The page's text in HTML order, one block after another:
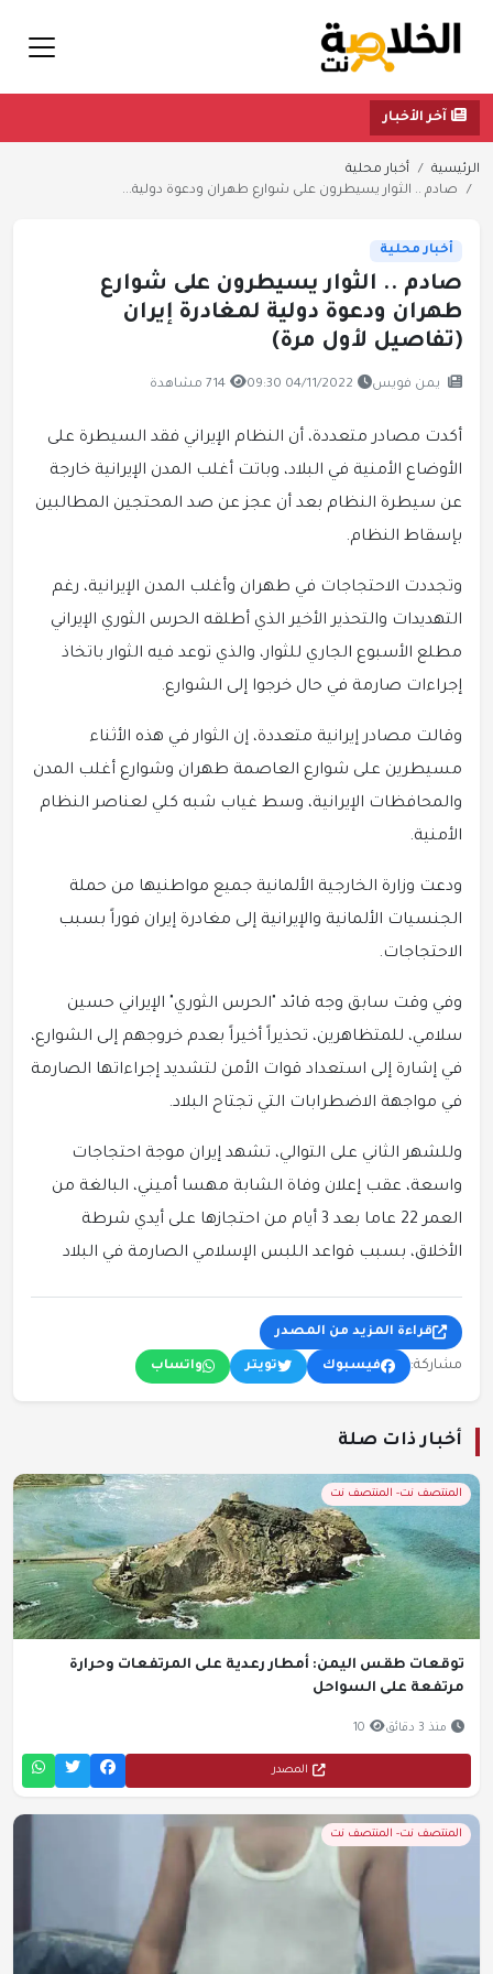
آخر الأخبار
الرئيسية
أخبار محلية
صادم .. الثوار يسيطرون على شوارع طهران ودعوة دولية...
أخبار محلية
صادم .. الثوار يسيطرون على شوارع
طهران ودعوة دولية لمغادرة إيران
(تفاصيل لأول مرة)
يمن فويس 04/11/2022 09:30 714 مشاهدة
أكدت مصادر متعددة، أن النظام الإيراني فقد السيطرة على
الأوضاع الأمنية في البلاد، وباتت أغلب المدن الإيرانية خارجة
عن سيطرة النظام بعد أن عجز عن صد المحتجين المطالبين
بإسقاط النظام.
وتجددت الاحتجاجات في طهران وأغلب المدن الإيرانية، رغم
التهديدات والتحذير الأخير الذي أطلقه الحرس الثوري الإيراني
مطلع الأسبوع الجاري للثوار، والذي توعد فيه الثوار باتخاذ
إجراءات صارمة في حال خرجوا إلى الشوارع.
وقالت مصادر إيرانية متعددة، إن الثوار في هذه الأثناء
مسيطرين على شوارع العاصمة طهران وشوارع أغلب المدن
والمحافظات الإيرانية، وسط غياب شبه كلي لعناصر النظام
الأمنية.
ودعت وزارة الخارجية الألمانية جميع مواطنيها من حملة
الجنسيات الألمانية والإيرانية إلى مغادرة إيران فوراً بسبب
الاحتجاجات.
وفي وقت سابق وجه قائد "الحرس الثوري" الإيراني حسين
سلامي، للمتظاهرين، تحذيراً أخيراً بعدم خروجهم إلى الشوارع،
في إشارة إلى استعداد قوات الأمن لتشديد إجراءاتها الصارمة
في مواجهة الاضطرابات التي تجتاح البلاد.
وللشهر الثاني على التوالي، تشهد إيران موجة احتجاجات
واسعة، عقب إعلان وفاة الشابة مهسا أميني، البالغة من
العمر 22 عاما بعد 3 أيام من احتجازها على أيدي شرطة
الأخلاق، بسبب قواعد اللبس الإسلامي الصارمة في البلاد
قراءة المزيد من المصدر
مشاركة: فيسبوك تويتر واتساب
أخبار ذات صلة
المنتصف نت- المنتصف نت
توقعات طقس اليمن: أمطار رعدية على المرتفعات وحرارة
مرتفعة على السواحل
منذ 3 دقائق 10
المصدر
المنتصف نت- المنتصف نت